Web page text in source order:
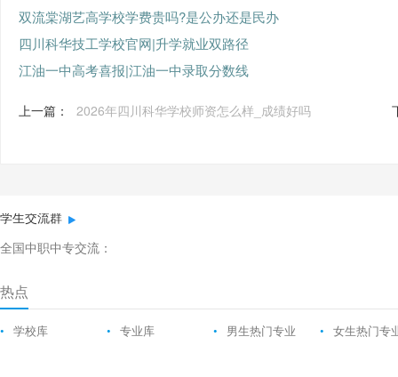
双流棠湖艺高学校学费贵吗?是公办还是民办
四川科华技工学校官网|升学就业双路径
江油一中高考喜报|江油一中录取分数线
上一篇： 2026年四川科华学校师资怎么样_成绩好吗
学生交流群
全国中职中专交流：
热点
• 学校库 • 专业库 • 男生热门专业 • 女生热门专